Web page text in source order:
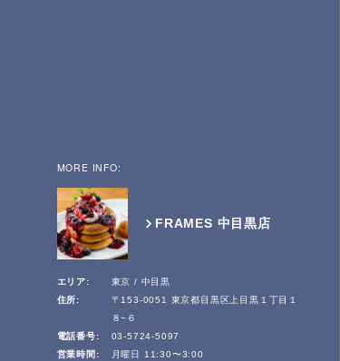
MORE INFO:
FRAMES 中目黒店
エリア:
東京 / 中目黒
住所:
〒153-0051 東京都目黒区上目黒１丁目１
８−６
電話番号:
03-5724-5097
営業時間:
月曜日 11:30〜3:00